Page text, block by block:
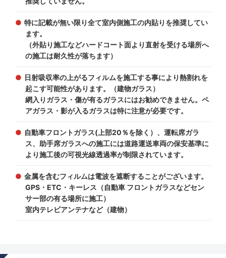
特に記載が無い限り全て室内側施工の内貼りを推奨してい
ます。
（外貼り施工などハードコート面より直射を受ける場所へ
の施工は耐久性が落ちます）
日射吸収率の上がるフィルムを施工する事により熱割れを
起こす可能性があります。（建物ガラス）
網入りガラス・傷が有るガラスにはお勧めできません。ペ
アガラス・影が入るガラスは特に注意が必要です。
自動車フロントガラス(上部20％を除く）、運転席ガラ
ス、助手席ガラスへの施工には道路運送車両の保安基準に
より施工後の可視光線透過率が制限されています。
金属を含むフィルムは電波を遮断することがございます。
GPS・ETC・キーレス（自動車 フロントガラスなどセン
サー部の有る場所に施工）
室内テレビアンテナなど（建物）